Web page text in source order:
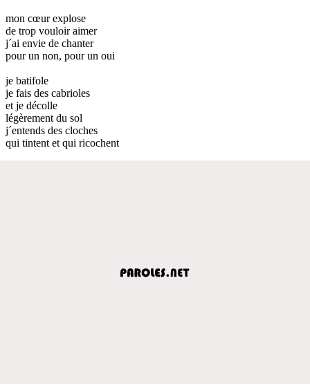
mon cœur explose
de trop vouloir aimer
j´ai envie de chanter
pour un non, pour un oui
je batifole
je fais des cabrioles
et je décolle
légèrement du sol
j´entends des cloches
qui tintent et qui ricochent